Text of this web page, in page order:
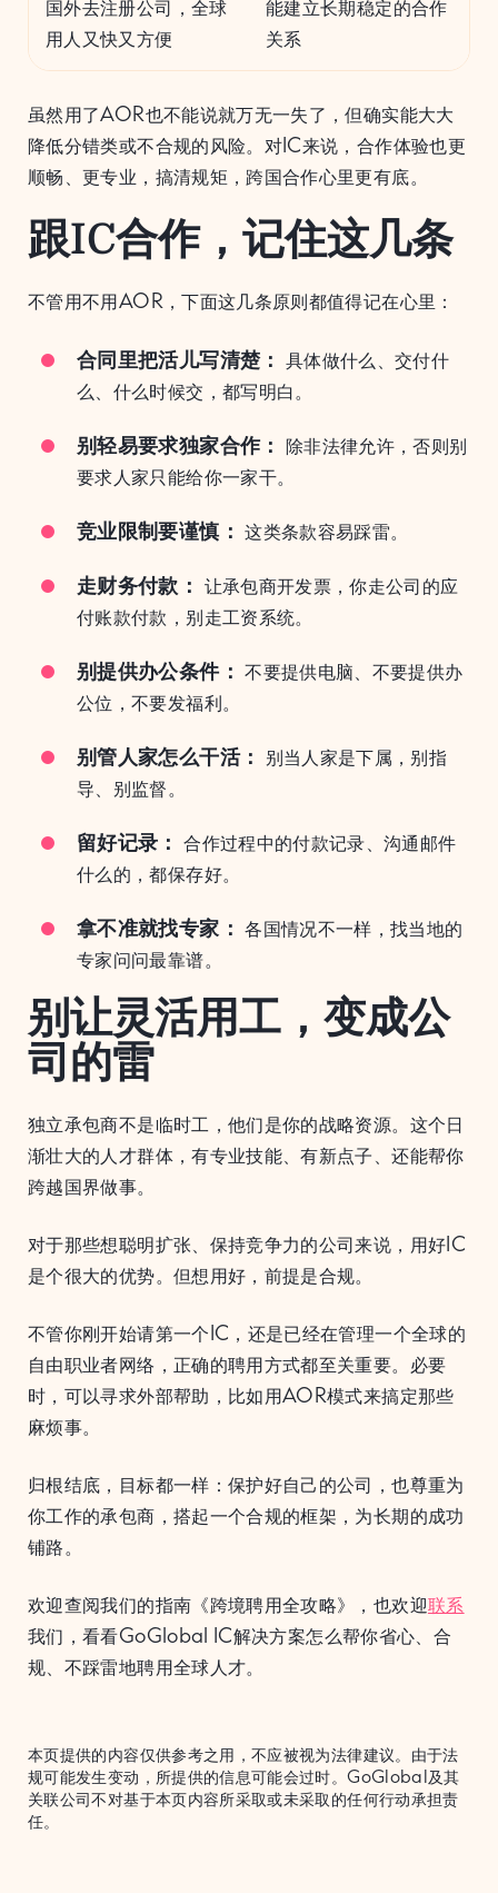
国外去注册公司，全球
用人又快又方便
能建立长期稳定的合作
关系
虽然用了AOR也不能说就万无一失了，但确实能大大
降低分错类或不合规的风险。对IC来说，合作体验也更
顺畅、更专业，搞清规矩，跨国合作心里更有底。
跟IC合作，记住这几条
不管用不用AOR，下面这几条原则都值得记在心里：
合同里把活儿写清楚： 具体做什么、交付什
么、什么时候交，都写明白。
别轻易要求独家合作： 除非法律允许，否则别
要求人家只能给你一家干。
竞业限制要谨慎： 这类条款容易踩雷。
走财务付款： 让承包商开发票，你走公司的应
付账款付款，别走工资系统。
别提供办公条件： 不要提供电脑、不要提供办
公位，不要发福利。
别管人家怎么干活： 别当人家是下属，别指
导、别监督。
留好记录： 合作过程中的付款记录、沟通邮件
什么的，都保存好。
拿不准就找专家： 各国情况不一样，找当地的
专家问问最靠谱。
别让灵活用工，变成公
司的雷
独立承包商不是临时工，他们是你的战略资源。这个日
渐壮大的人才群体，有专业技能、有新点子、还能帮你
跨越国界做事。
对于那些想聪明扩张、保持竞争力的公司来说，用好IC
是个很大的优势。但想用好，前提是合规。
不管你刚开始请第一个IC，还是已经在管理一个全球的
自由职业者网络，正确的聘用方式都至关重要。必要
时，可以寻求外部帮助，比如用AOR模式来搞定那些
麻烦事。
归根结底，目标都一样：保护好自己的公司，也尊重为
你工作的承包商，搭起一个合规的框架，为长期的成功
铺路。
欢迎查阅我们的指南《跨境聘用全攻略》，也欢迎联系
我们，看看GoGlobal IC解决方案怎么帮你省心、合
规、不踩雷地聘用全球人才。
本页提供的内容仅供参考之用，不应被视为法律建议。由于法
规可能发生变动，所提供的信息可能会过时。GoGlobal及其
关联公司不对基于本页内容所采取或未采取的任何行动承担责
任。